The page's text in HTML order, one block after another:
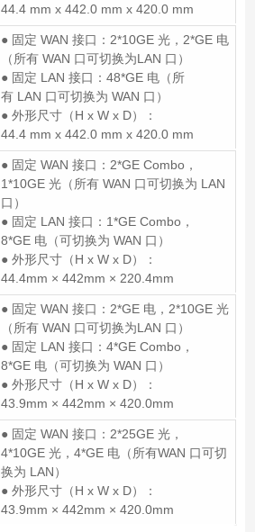
44.4 mm x 442.0 mm x 420.0 mm
● 固定 WAN 接口：2*10GE 光，2*GE 电
（所有 WAN 口可切换为LAN 口）
● 固定 LAN 接口：48*GE 电（所
有 LAN 口可切换为 WAN 口）
● 外形尺寸（H x W x D）：
44.4 mm x 442.0 mm x 420.0 mm
● 固定 WAN 接口：2*GE Combo，
1*10GE 光（所有 WAN 口可切换为 LAN
口）
● 固定 LAN 接口：1*GE Combo，
8*GE 电（可切换为 WAN 口）
● 外形尺寸（H x W x D）：
44.4mm × 442mm × 220.4mm
● 固定 WAN 接口：2*GE 电，2*10GE 光
（所有 WAN 口可切换为LAN 口）
● 固定 LAN 接口：4*GE Combo，
8*GE 电（可切换为 WAN 口）
● 外形尺寸（H x W x D）：
43.9mm × 442mm × 420.0mm
● 固定 WAN 接口：2*25GE 光，
4*10GE 光，4*GE 电（所有WAN 口可切
换为 LAN）
● 外形尺寸（H x W x D）：
43.9mm × 442mm × 420.0mm